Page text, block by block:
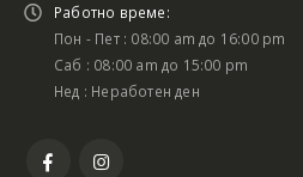
Работно време:
Пон - Пет : 08:00 am до 16:00 pm
Саб : 08:00 am до 15:00 pm
Нед : Неработен ден